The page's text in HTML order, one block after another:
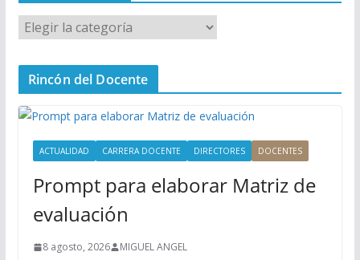
M
e
n
P
Rincón del Docente
ACTUALIDAD CARRERA DOCENTE DIRECTORES DOCENTES
Prompt para elaborar Matriz de
evaluación
8 agosto, 2026 MIGUEL ANGEL